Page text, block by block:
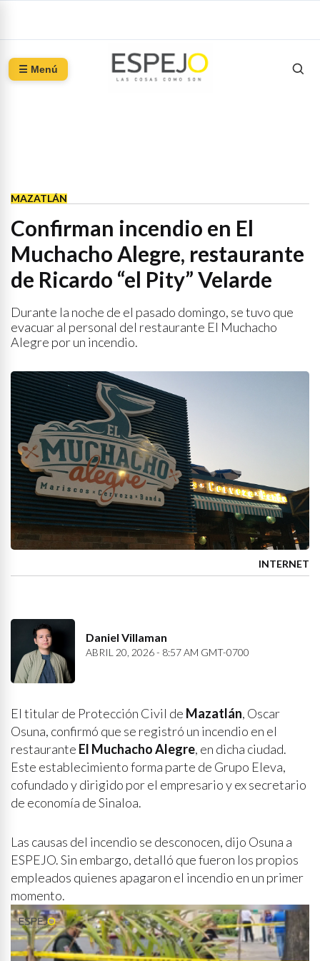
☰ Menú
MAZATLÁN
Confirman incendio en El
Muchacho Alegre, restaurante
de Ricardo “el Pity” Velarde
Durante la noche de el pasado domingo, se tuvo que
evacuar al personal del restaurante El Muchacho
Alegre por un incendio.
INTERNET
Daniel Villaman
ABRIL 20, 2026 - 8:57 AM GMT-0700
El titular de Protección Civil de Mazatlán, Oscar
Osuna, confirmó que se registró un incendio en el
restaurante El Muchacho Alegre, en dicha ciudad.
Este establecimiento forma parte de Grupo Eleva,
cofundado y dirigido por el empresario y ex secretario
de economía de Sinaloa.
Las causas del incendio se desconocen, dijo Osuna a
ESPEJO. Sin embargo, detalló que fueron los propios
empleados quienes apagaron el incendio en un primer
momento.